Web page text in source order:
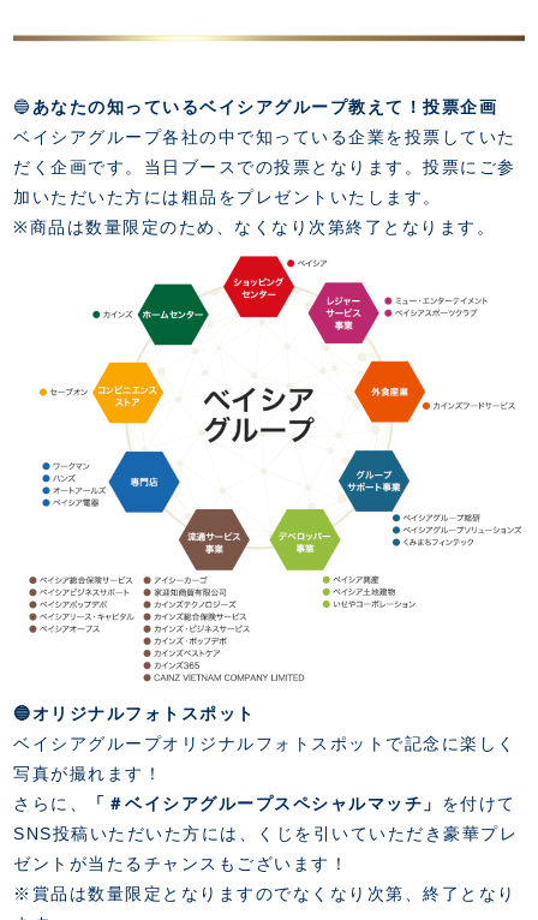
🔵あなたの知っているベイシアグループ教えて！投票企画
ベイシアグループ各社の中で知っている企業を投票していた
だく企画です。当日ブースでの投票となります。投票にご参
加いただいた方には粗品をプレゼントいたします。
※商品は数量限定のため、なくなり次第終了となります。
🔵オリジナルフォトスポット
ベイシアグループオリジナルフォトスポットで記念に楽しく
写真が撮れます！
さらに、
「＃ベイシアグループスペシャルマッチ」 を付けて
SNS投稿いただいた方には、くじを引いていただき豪華プレ
ゼントが当たるチャンスもございます！
※賞品は数量限定となりますのでなくなり次第、終了となり